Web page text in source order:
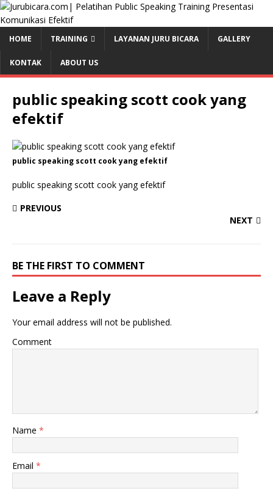
HOME TRAINING LAYANAN JURU BICARA GALLERY
KONTAK ABOUT US
public speaking scott cook yang
efektif
public speaking scott cook yang efektif
public speaking scott cook yang efektif
PREVIOUS
NEXT
BE THE FIRST TO COMMENT
Leave a Reply
Your email address will not be published.
Comment
Name *
Email *